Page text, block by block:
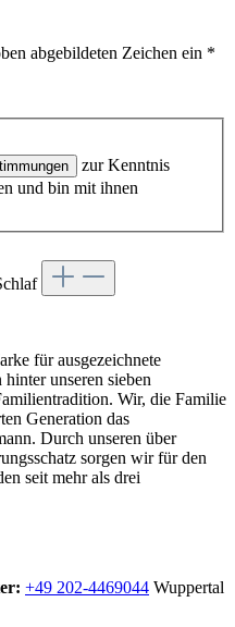
abgebildeten Zeichen ein *
zur Kenntnis
und bin mit ihnen
für ausgezeichnete
unseren sieben
Wir, die Familie
Generation das
Durch unseren über
sorgen wir für den
seit mehr als drei
+49 202-4469044 Wuppertal